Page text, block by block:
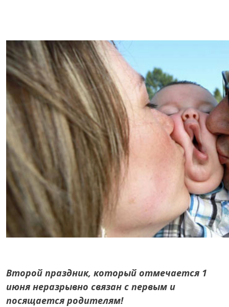
Второй праздник, который отмечается 1
июня неразрывно связан с первым и
посящается родителям!